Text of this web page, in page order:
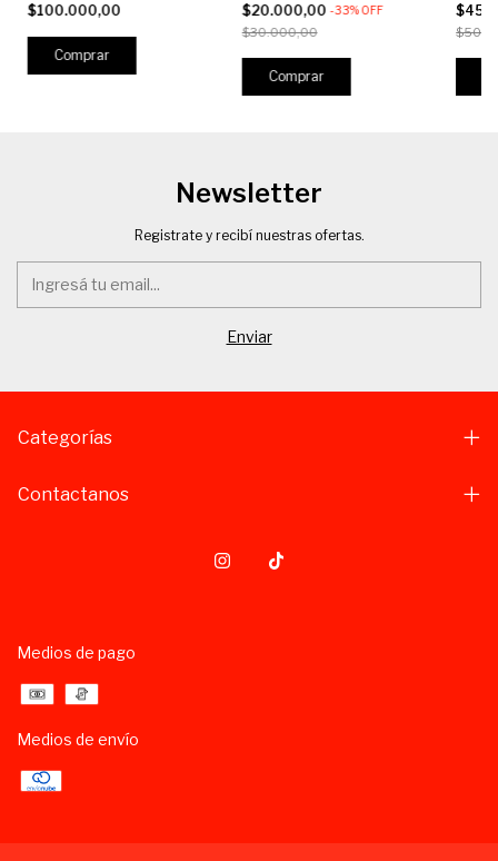
$100.000,00
$20.000,00 -33%OFF
$30.000,00
Comprar
Newsletter
Registrate y recibí nuestras ofertas.
Categorías
Contactanos
Medios de pago
Medios de envío